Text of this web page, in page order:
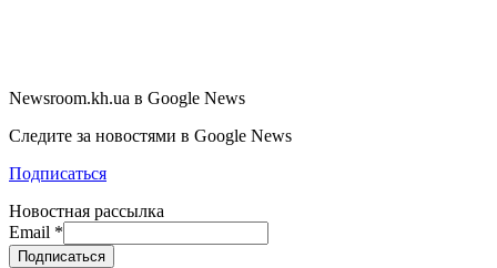
Newsroom.kh.ua в Google News
Следите за новостями в Google News
Подписаться
Новостная рассылка
Email *